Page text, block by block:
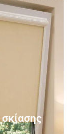
roller